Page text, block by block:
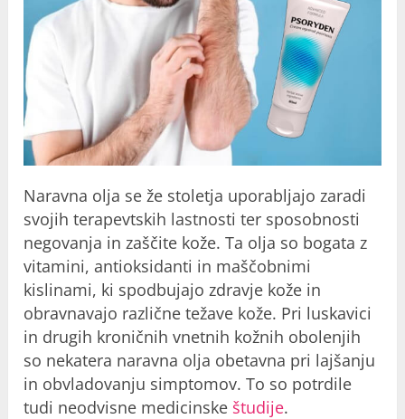
Naravna olja se že stoletja uporabljajo zaradi
svojih terapevtskih lastnosti ter sposobnosti
negovanja in zaščite kože. Ta olja so bogata z
vitamini, antioksidanti in maščobnimi
kislinami, ki spodbujajo zdravje kože in
obravnavajo različne težave kože. Pri luskavici
in drugih kroničnih vnetnih kožnih obolenjih
so nekatera naravna olja obetavna pri lajšanju
in obvladovanju simptomov. To so potrdile
tudi neodvisne medicinske študije.